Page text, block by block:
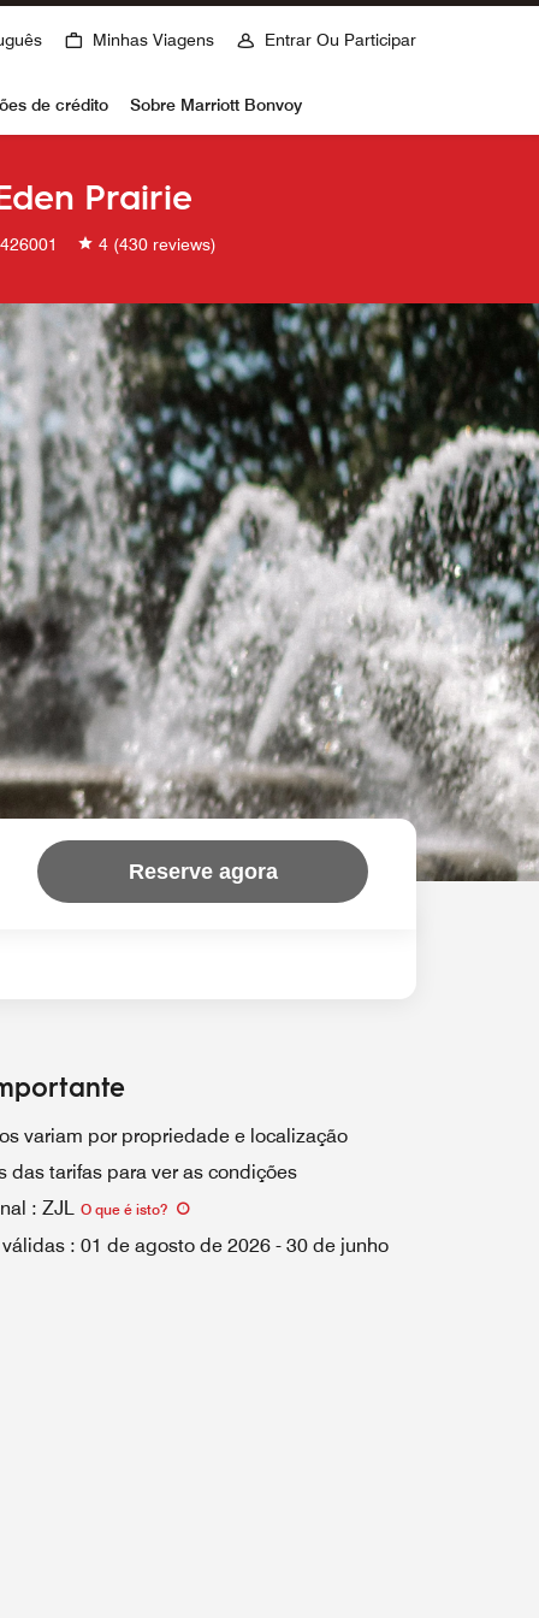
Minhas Viagens Entrar Ou Participar
de crédito Sobre Marriott Bonvoy
Prairie
4 (430 reviews)
Reserve agora
variam por propriedade e localização
das tarifas para ver as condições
: ZJL O que é isto?
: 01 de agosto de 2026 - 30 de junho